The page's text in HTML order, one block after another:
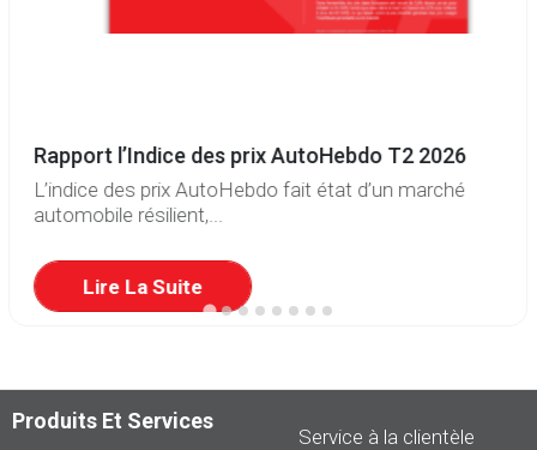
Rapport l’Indice des prix AutoHebdo T2 2026
L’indice des prix AutoHebdo fait état d’un marché
automobile résilient,...
Lire La Suite
Produits Et Services
Service à la clientèle